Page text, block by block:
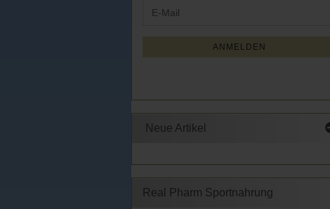
ZUR
E-
ANMELDEN
Neue Artikel
Real Pharm Sportnahrung